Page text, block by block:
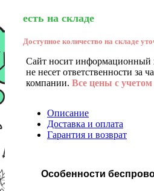
есть на складе
Доступное количество на складе
Сайт носит информационный
не несет ответственности за
компании. Все цены с
Описание
Доставка и оплата
Гарантия и возврат
Особенности